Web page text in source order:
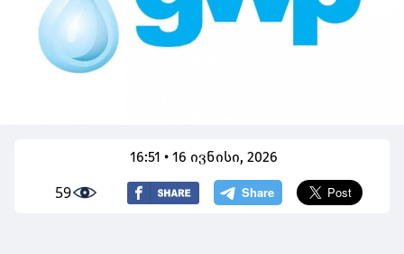
16:51 • 16 ივნისი, 2026
59